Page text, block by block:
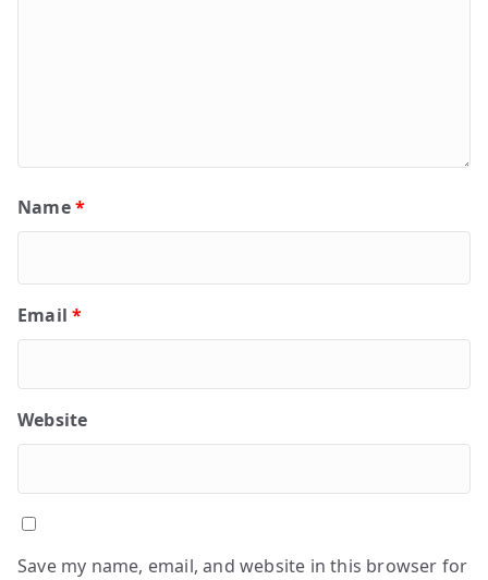
Name*
Email*
Website
Save my name, email, and website in this browser for